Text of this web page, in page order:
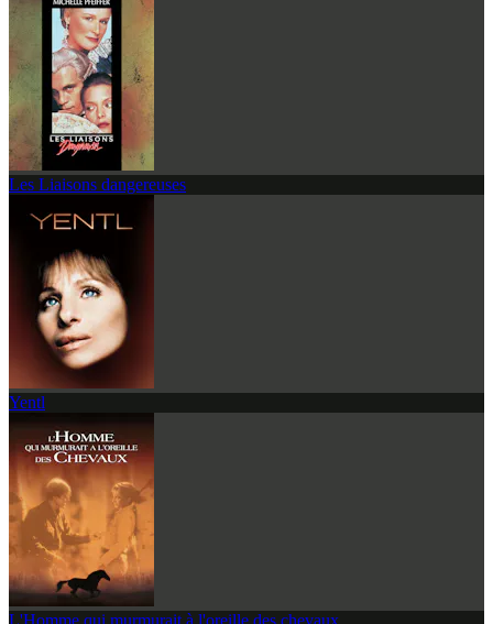
Les Liaisons dangereuses
Yentl
L'Homme qui murmurait à l'oreille des chevaux